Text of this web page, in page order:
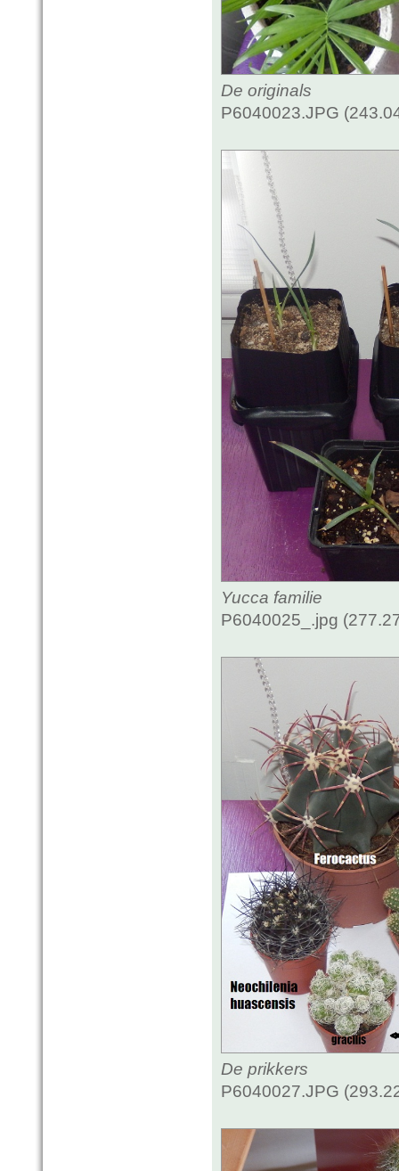
De originals
P6040023.JPG
Yucca familie
P6040025_.jpg
De prikkers
P6040027.JPG